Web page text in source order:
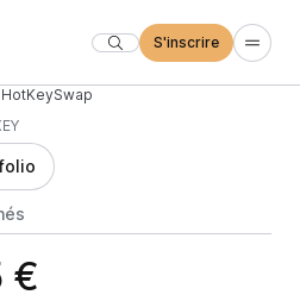
S'inscrire
HotKeySwap
€